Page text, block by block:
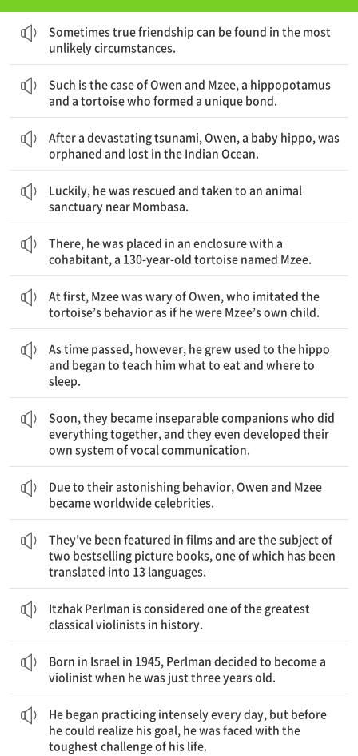
Sometimes true friendship can be found in the most
unlikely circumstances.
Such is the case of Owen and Mzee, a hippopotamus
and a tortoise who formed a unique bond.
After a devastating tsunami, Owen, a baby hippo, was
orphaned and lost in the Indian Ocean.
Luckily, he was rescued and taken to an animal
sanctuary near Mombasa.
There, he was placed in an enclosure with a
cohabitant, a 130-year-old tortoise named Mzee.
At first, Mzee was wary of Owen, who imitated the
tortoise’s behavior as if he were Mzee’s own child.
As time passed, however, he grew used to the hippo
and began to teach him what to eat and where to
sleep.
Soon, they became inseparable companions who did
everything together, and they even developed their
own system of vocal communication.
Due to their astonishing behavior, Owen and Mzee
became worldwide celebrities.
They’ve been featured in films and are the subject of
two bestselling picture books, one of which has been
translated into 13 languages.
Itzhak Perlman is considered one of the greatest
classical violinists in history.
Born in Israel in 1945, Perlman decided to become a
violinist when he was just three years old.
He began practicing intensely every day, but before
he could realize his goal, he was faced with the
toughest challenge of his life.